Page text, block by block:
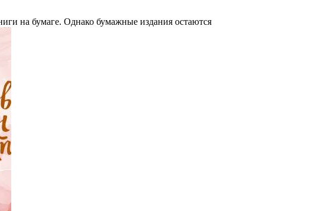
на бумаге. Однако бумажные издания остаются